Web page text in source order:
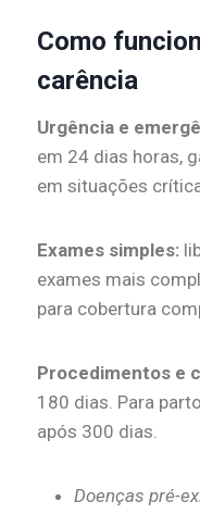
Como
carência
Urgência e
em 24 dias horas,
em situações
Exames simples:
exames mais
para cobertura
Procedimentos e
180 dias. Para
após 300 dias.
Doenças pré-